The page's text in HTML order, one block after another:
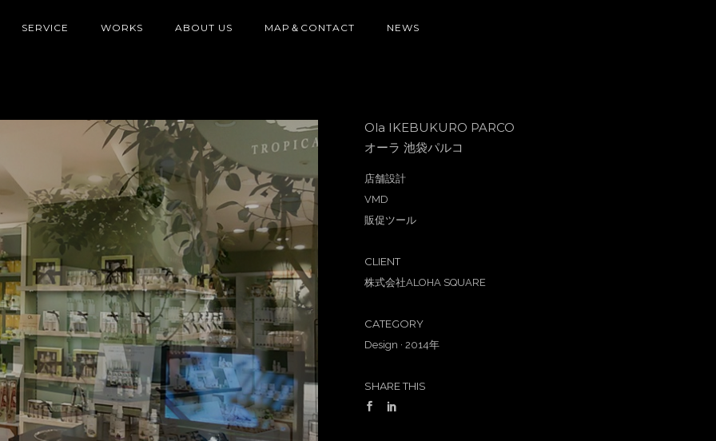
SERVICE WORKS ABOUT US MAP＆CONTACT NEWS
Ola IKEBUKURO PARCO
オーラ 池袋パルコ
店舗設計
VMD
販促ツール
CLIENT
株式会社ALOHA SQUARE
CATEGORY
Design · 2014年
SHARE THIS